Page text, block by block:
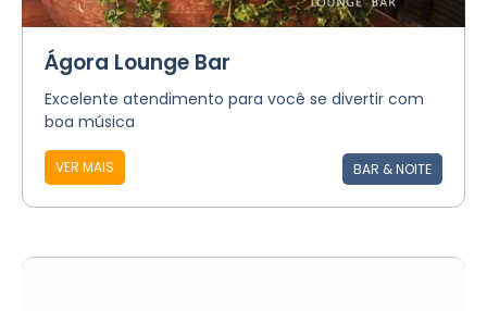
Ágora Lounge Bar
Excelente atendimento para você se divertir com
boa música
VER MAIS BAR & NOITE